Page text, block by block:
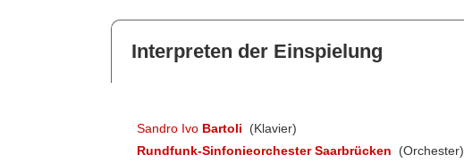
Interpreten der Einspielung
Sandro Ivo Bartoli
(Klavier)
Rundfunk-Sinfonieorchester Saarbrücken
(Orchester)